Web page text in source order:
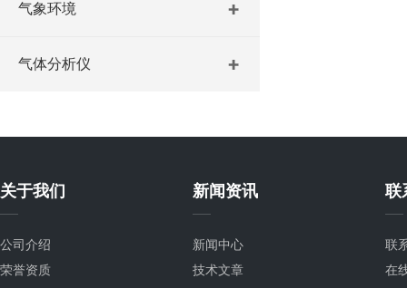
气象环境
气体分析仪
关于我们
公司介绍
荣誉资质
新闻资讯
新闻中心
技术文章
联
联
在